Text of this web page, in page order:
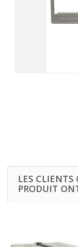
LES
PRODUIT